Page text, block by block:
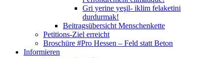
Gri yerine yeşil- iklim felaketini
durdurmak!
Beitragsübersicht Menschenkette
Petitions-Ziel erreicht
Broschüre #Pro Hessen – Feld statt Beton
Informieren